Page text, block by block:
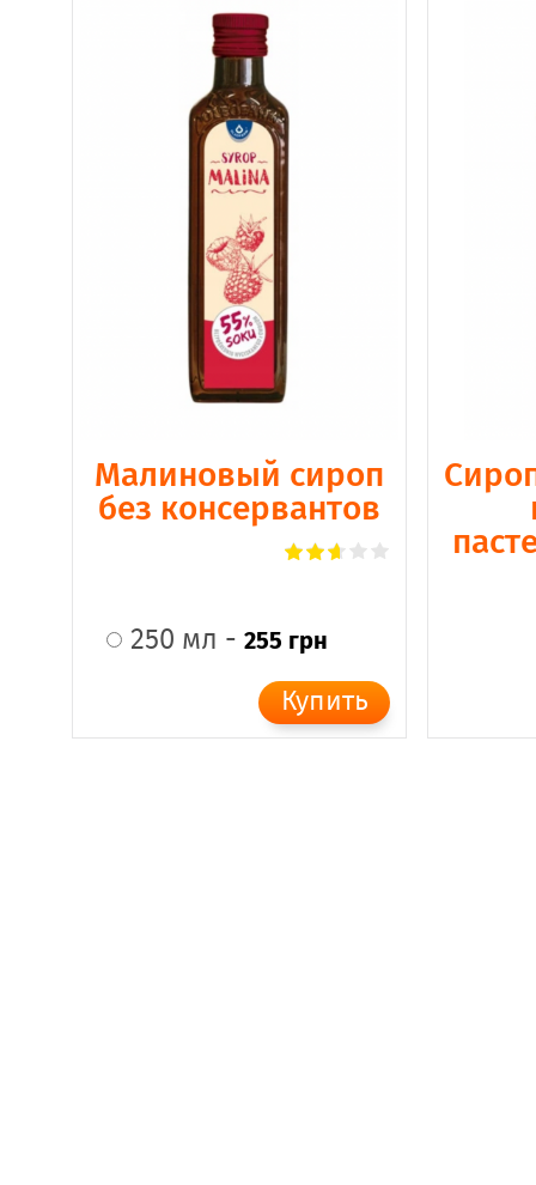
Малиновый сироп
без консервантов
250 мл - 255 грн